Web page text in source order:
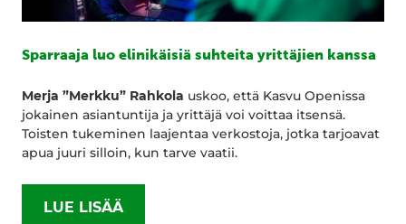
Sparraaja luo elinikäisiä suhteita yrittäjien kanssa
Merja ”Merkku” Rahkola uskoo, että Kasvu Openissa
jokainen asiantuntija ja yrittäjä voi voittaa itsensä.
Toisten tukeminen laajentaa verkostoja, jotka tarjoavat
apua juuri silloin, kun tarve vaatii.
LUE LISÄÄ